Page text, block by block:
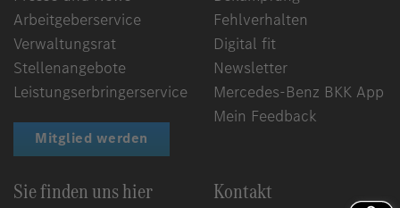
Arbeitgeberservice
Verwaltungsrat
Stellenangebote
Leistungserbringerservice
Mitglied werden
Fehlverhalten
Digital fit
Newsletter
Mercedes-Benz BKK App
Mein Feedback
Sie finden uns hier Kontakt